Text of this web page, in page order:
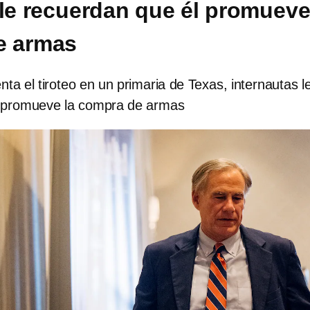
recuerdan que él
armas
el tiroteo en un primaria de Texas, internautas
la compra de armas